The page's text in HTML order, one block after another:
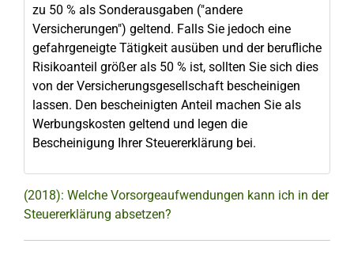
zu 50 % als Sonderausgaben ("andere
Versicherungen") geltend. Falls Sie jedoch eine
gefahrgeneigte Tätigkeit ausüben und der berufliche
Risikoanteil größer als 50 % ist, sollten Sie sich dies
von der Versicherungsgesellschaft bescheinigen
lassen. Den bescheinigten Anteil machen Sie als
Werbungskosten geltend und legen die
Bescheinigung Ihrer Steuererklärung bei.
(2018): Welche Vorsorgeaufwendungen kann ich in der
Steuererklärung absetzen?